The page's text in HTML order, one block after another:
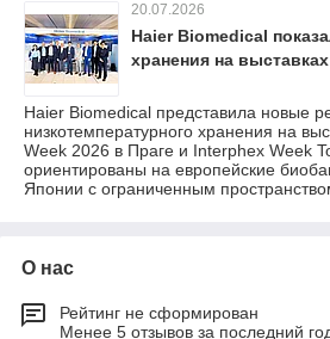
20.07.2026
Haier Biomedical
хранения на
Haier Biomedical представила новые
низкотемпературного хранения на
Week 2026 в Праге и Interphex Week
ориентированы на европейские
Японии с ограниченным
О нас
Рейтинг не сформирован
Менее 5 отзывов за последний